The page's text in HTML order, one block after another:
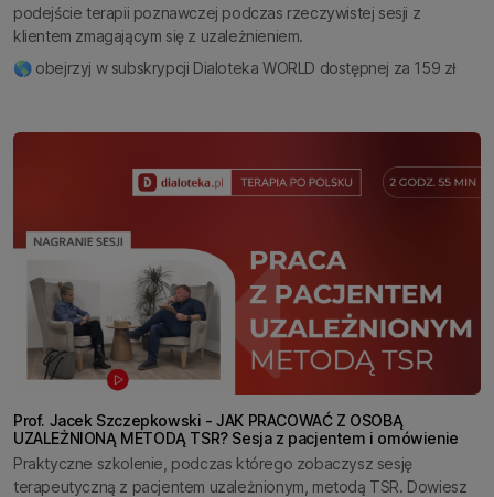
podejście terapii poznawczej podczas rzeczywistej sesji z
klientem zmagającym się z uzależnieniem.
🌎 obejrzyj w subskrypcji Dialoteka WORLD dostępnej za 159 zł
Prof. Jacek Szczepkowski - JAK PRACOWAĆ Z OSOBĄ
UZALEŻNIONĄ METODĄ TSR? Sesja z pacjentem i omówienie
Praktyczne szkolenie, podczas którego zobaczysz sesję
terapeutyczną z pacjentem uzależnionym, metodą TSR. Dowiesz